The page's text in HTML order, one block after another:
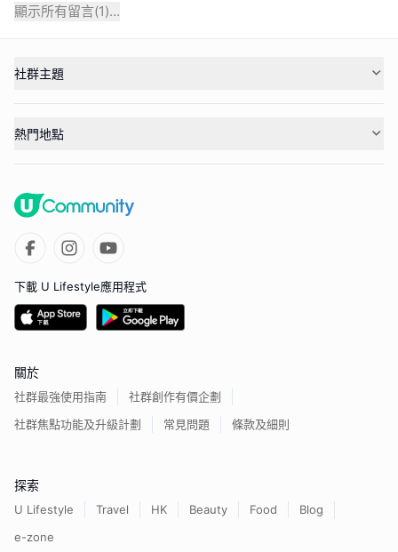
顯示所有留言(1)...
社群主題
熱門地點
下載 U Lifestyle應用程式
關於
社群最強使用指南
社群創作有價企劃
社群焦點功能及升級計劃
常見問題 條款及細則
探索
U Lifestyle Travel HK Beauty Food
Blog
e-zone